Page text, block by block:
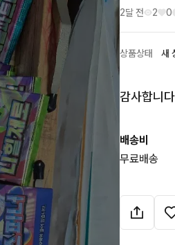
2달 전 2 0
상품상태 새
감사합니
배송비
무료배송